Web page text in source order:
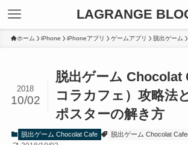
LAGRANGE
ホーム iPhone iPhoneアプリ ゲームアプリ 脱出ゲーム
脱出ゲーム Chocolat
コラカフェ）攻略法
ポスターの解き方
2018
10/02
脱出ゲーム Chocolat Cafe 脱出ゲーム Chocolat